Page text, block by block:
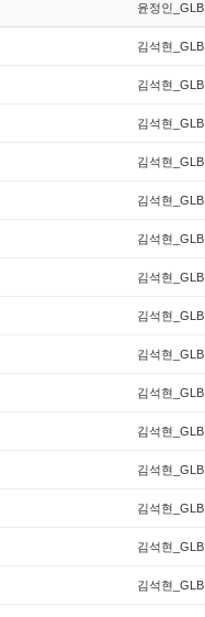
윤정인_GLB
김석현_GLB
김석현_GLB
김석현_GLB
김석현_GLB
김석현_GLB
김석현_GLB
김석현_GLB
김석현_GLB
김석현_GLB
김석현_GLB
김석현_GLB
김석현_GLB
김석현_GLB
김석현_GLB
김석현_GLB